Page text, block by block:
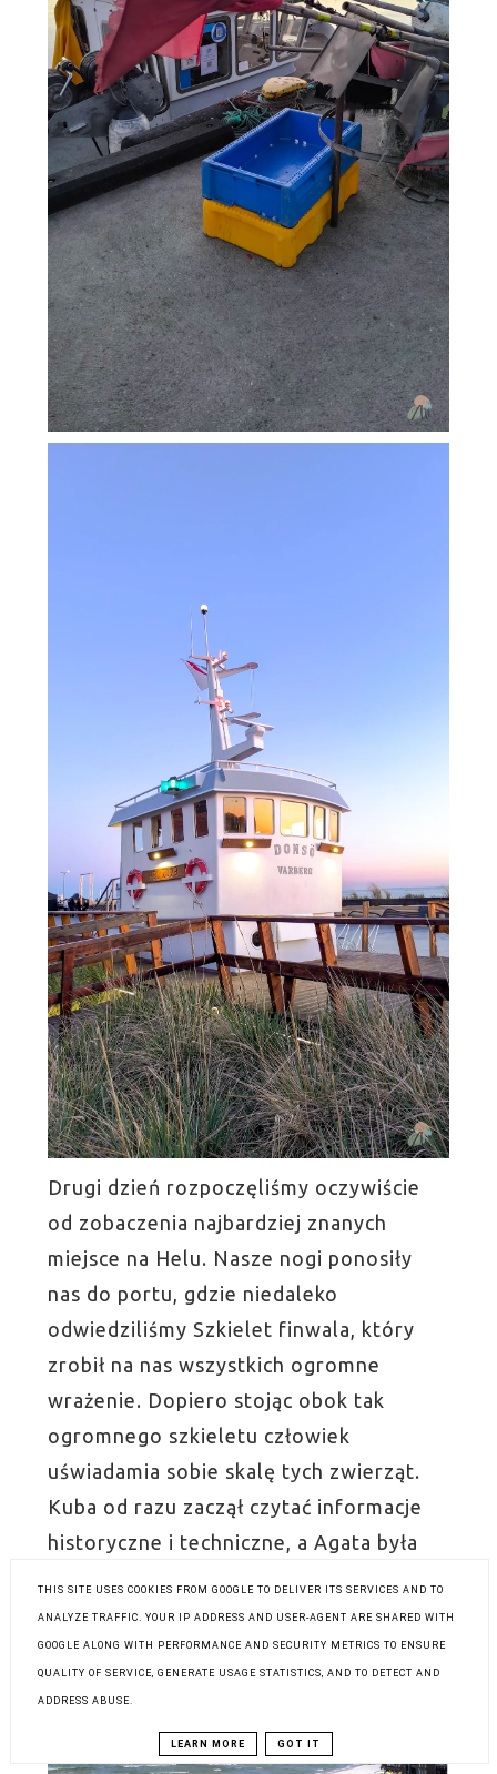
Drugi dzień rozpoczęliśmy oczywiście
od zobaczenia najbardziej znanych
miejsce na Helu. Nasze nogi ponosiły
nas do portu, gdzie niedaleko
odwiedziliśmy Szkielet finwala, który
zrobił na nas wszystkich ogromne
wrażenie. Dopiero stojąc obok tak
ogromnego szkieletu człowiek
uświadamia sobie skalę tych zwierząt.
Kuba od razu zaczął czytać informacje
historyczne i techniczne, a Agata była
eksponatu.
THIS SITE USES COOKIES FROM GOOGLE TO DELIVER ITS SERVICES AND TO
ANALYZE TRAFFIC. YOUR IP ADDRESS AND USER-AGENT ARE SHARED WITH
GOOGLE ALONG WITH PERFORMANCE AND SECURITY METRICS TO ENSURE
QUALITY OF SERVICE, GENERATE USAGE STATISTICS, AND TO DETECT AND
ADDRESS ABUSE.
LEARN MORE GOT IT